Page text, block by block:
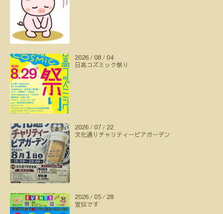
2026 / 08 / 04
日高コズミック祭り
2026 / 07 / 22
文化通りチャリティービアガーデン
2026 / 05 / 28
宣伝です